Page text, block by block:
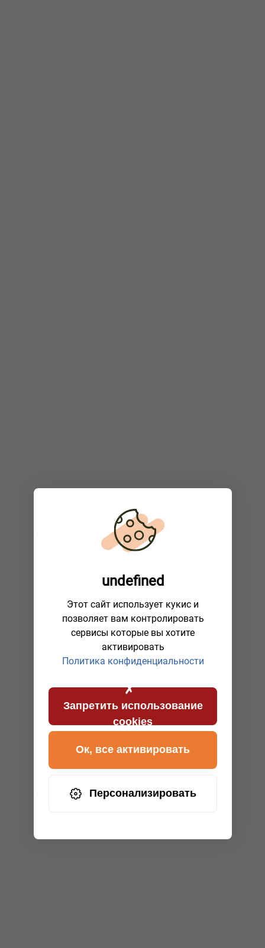
undefined
Этот сайт использует кукис и
позволяет вам контролировать
сервисы которые вы хотите
активировать
Политика конфиденциальности
Запретить использование
cookies
Персонализировать
Ок, все активировать